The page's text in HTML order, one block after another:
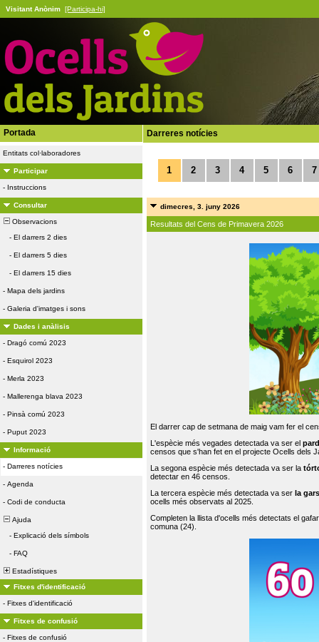
Visitant Anònim [Participa-hi]
Portada
Entitats col·laboradores
Participar
- Instruccions
Consultar
Observacions
- El darrers 2 dies
- El darrers 5 dies
- El darrers 15 dies
- Mapa dels jardins
- Galeria d'imatges i sons
Dades i anàlisis
- Dragó comú 2023
- Esquirol 2023
- Merla 2023
- Mallerenga blava 2023
- Pinsà comú 2023
- Puput 2023
Informació
- Darreres notícies
- Agenda
- Codi de conducta
Ajuda
- Explicació dels símbols
- FAQ
Estadístiques
Fitxes d'identificació
- Fitxes d'identificació
Fitxes de confusió
- Fitxes de confusió
Darreres notícies
1 2 3 4 5 6 7
dimecres, 3. juny 2026
Resultats del Cens de Primavera 2026
El darrer cap de setmana de maig vam fer el
L'espècie més vegades detectada va ser el
censos que s'han fet en el projecte Ocells dels
La segona espècie més detectada va ser la
detectar en 46 censos.
La tercera espècie més detectada va ser la
ocells més observats al 2025.
Completen la llista d'ocells més detectats el
comuna (24).